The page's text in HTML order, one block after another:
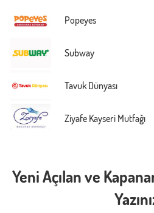
Popeyes
Subway
Tavuk Dünyası
Ziyafe Kayseri Mutfağı
Yeni Açılan ve